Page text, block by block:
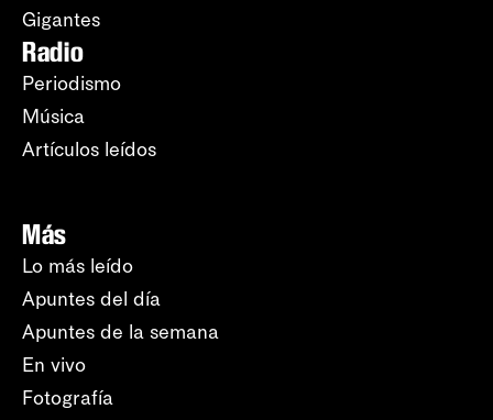
Gigantes
Radio
Periodismo
Música
Artículos leídos
Más
Lo más leído
Apuntes del día
Apuntes de la semana
En vivo
Fotografía